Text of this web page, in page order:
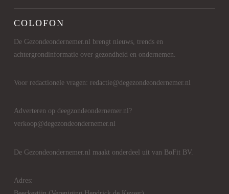
COLOFON
De Gezondeondernemer.nl brengt nieuws, trends en
achtergrondinformatie over gezondheid en ondernemen.
Voor redactionele vragen: redactie@degezondeondernemer.nl
Adverteren op deegzondeondernemer.nl?
verkoop@degezondeondernemer.nl
De Gezondeondernemer.nl maakt onderdeel uit van BoFit BV.
Adres: